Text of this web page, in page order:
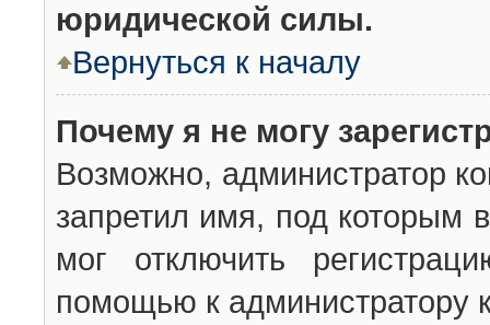
юридической силы.
Вернуться к началу
Почему я не могу
Возможно, администратор
запретил имя, под которым
мог отключить
помощью к администратору